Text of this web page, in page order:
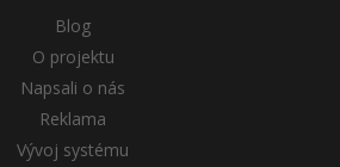
Blog
O projektu
Napsali o nás
Reklama
Vývoj systému